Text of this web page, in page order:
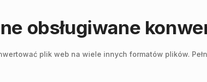
obsługiwane
plik web na wiele innych formatów plików.